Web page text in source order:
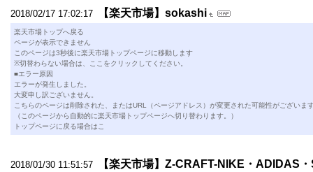
2018/02/17 17:02:17 【楽天市場】sokashi
楽天市場トップへ戻る
ページが表示できません
このページは3秒後に楽天市場トップページに移動します
※切替わらない場合は、ここをクリックしてください。
■エラー原因
エラーが発生しました。
大変申し訳ございません。
こちらのページは削除された、またはURL（ページアドレス）が変更された可能性がございま
（このページから自動的に楽天市場トップページへ切り替わります。）
トップページに戻る場合はこ
2018/01/30 11:51:57
【楽天市場】Z-CRAFT-NIKE・ADIDAS